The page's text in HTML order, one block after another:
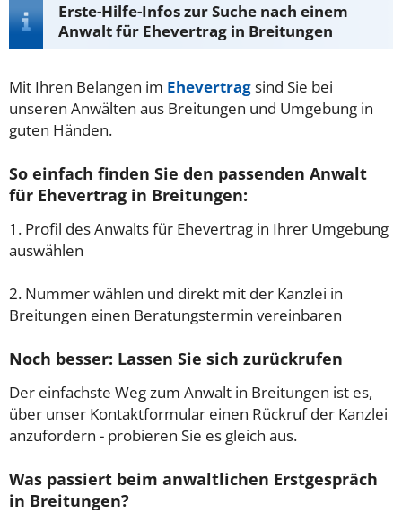
Erste-Hilfe-Infos zur Suche nach einem
Anwalt für Ehevertrag in Breitungen
Mit Ihren Belangen im Ehevertragsind Sie bei
unseren Anwälten aus Breitungen und Umgebung in
guten Händen.
So einfach finden Sie den passenden Anwalt
für Ehevertrag in Breitungen:
1. Profil des Anwalts für Ehevertrag in Ihrer Umgebung
auswählen
2. Nummer wählen und direkt mit der Kanzlei in
Breitungen einen Beratungstermin vereinbaren
Noch besser: Lassen Sie sich zurückrufen
Der einfachste Weg zum Anwalt in Breitungen ist es,
über unser Kontaktformular einen Rückruf der Kanzlei
anzufordern - probieren Sie es gleich aus.
Was passiert beim anwaltlichen Erstgespräch
in Breitungen?